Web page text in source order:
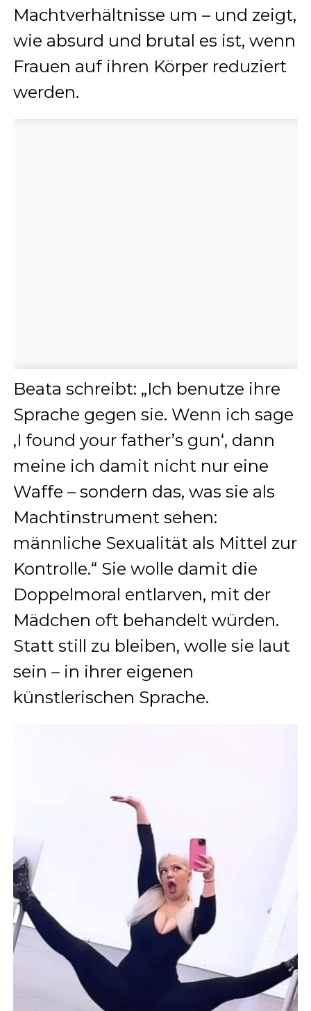
Machtverhältnisse um – und zeigt,
wie absurd und brutal es ist, wenn
Frauen auf ihren Körper reduziert
werden.
Beata schreibt: „Ich benutze ihre
Sprache gegen sie. Wenn ich sage
‚I found your father’s gun‘, dann
meine ich damit nicht nur eine
Waffe – sondern das, was sie als
Machtinstrument sehen:
männliche Sexualität als Mittel zur
Kontrolle.“ Sie wolle damit die
Doppelmoral entlarven, mit der
Mädchen oft behandelt würden.
Statt still zu bleiben, wolle sie laut
sein – in ihrer eigenen
künstlerischen Sprache.